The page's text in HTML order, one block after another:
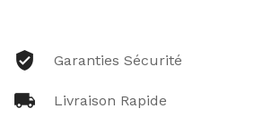
Garanties Sécurité
Livraison Rapide